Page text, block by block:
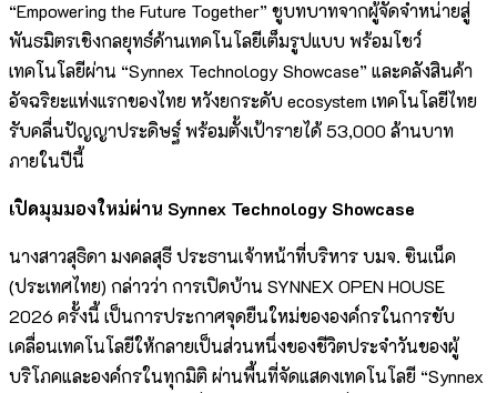
“Empowering the Future Together” ชูบทบาทจากผู้จัดจำหน่ายสู่
พันธมิตรเชิงกลยุทธ์ด้านเทคโนโลยีเต็มรูปแบบ พร้อมโชว์
เทคโนโลยีผ่าน “Synnex Technology Showcase” และคลังสินค้า
อัจฉริยะแห่งแรกของไทย หวังยกระดับ ecosystem เทคโนโลยีไทย
รับคลื่นปัญญาประดิษฐ์ พร้อมตั้งเป้ารายได้ 53,000 ล้านบาท
ภายในปีนี้
เปิดมุมมองใหม่ผ่าน Synnex Technology Showcase
นางสาวสุธิดา มงคลสุธี ประธานเจ้าหน้าที่บริหาร บมจ. ซินเน็ค
(ประเทศไทย) กล่าวว่า การเปิดบ้าน SYNNEX OPEN HOUSE
2026 ครั้งนี้ เป็นการประกาศจุดยืนใหม่ขององค์กรในการขับ
เคลื่อนเทคโนโลยีให้กลายเป็นส่วนหนึ่งของชีวิตประจำวันของผู้
บริโภคและองค์กรในทุกมิติ ผ่านพื้นที่จัดแสดงเทคโนโลยี “Synnex